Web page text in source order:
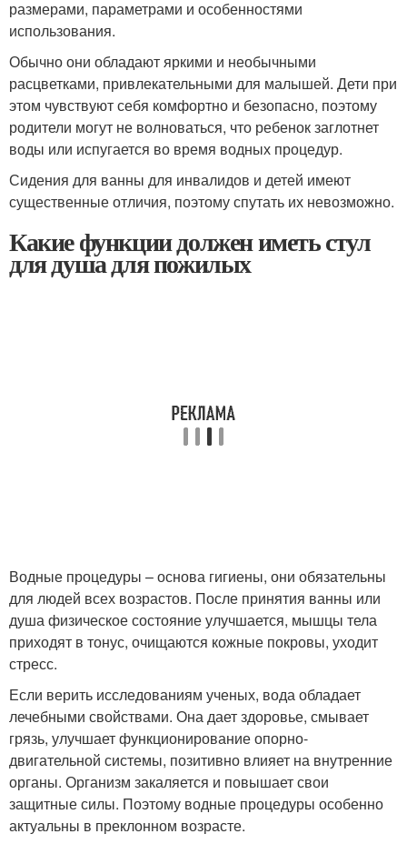
размерами, параметрами и особенностями
использования.
Обычно они обладают яркими и необычными
расцветками, привлекательными для малышей. Дети при
этом чувствуют себя комфортно и безопасно, поэтому
родители могут не волноваться, что ребенок заглотнет
воды или испугается во время водных процедур.
Сидения для ванны для инвалидов и детей имеют
существенные отличия, поэтому спутать их невозможно.
Какие функции должен иметь стул
для душа для пожилых
Водные процедуры – основа гигиены, они обязательны
для людей всех возрастов. После принятия ванны или
душа физическое состояние улучшается, мышцы тела
приходят в тонус, очищаются кожные покровы, уходит
стресс.
Если верить исследованиям ученых, вода обладает
лечебными свойствами. Она дает здоровье, смывает
грязь, улучшает функционирование опорно-
двигательной системы, позитивно влияет на внутренние
органы. Организм закаляется и повышает свои
защитные силы. Поэтому водные процедуры особенно
актуальны в преклонном возрасте.